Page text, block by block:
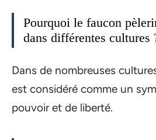
Pourquoi le faucon
dans différentes cultures
Dans de nombreuses
est considéré comme un
pouvoir et de liberté.